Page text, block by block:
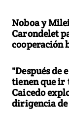
Noboa y
Carondelet
cooperación
"Después de
tienen que ir
Caicedo
dirigencia de